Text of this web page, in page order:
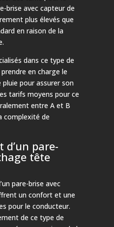
brise avec capteur de
plus élevés que
en raison de la
dans ce type de
en charge le
pour assurer son
tarifs moyens pour ce
entre A et B
complexité de
d’un pare-
tête
pare-brise avec
un confort et une
pour le conducteur.
de ce type de